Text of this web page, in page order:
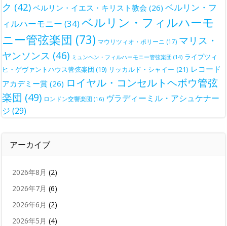
ク (42) ベルリン・イエス・キリスト教会 (26) ベルリン・フ
ィルハーモニー (34)ベルリン・フィルハーモ
ニー管弦楽団 (73) マウリツィオ・ポリーニ (17) マリス・
ヤンソンス (46) ミュンヘン・フィルハーモニー管弦楽団 (14) ライプツィ
ヒ・ゲヴァントハウス管弦楽団 (19) リッカルド・シャイー (21) レコード
アカデミー賞 (26) ロイヤル・コンセルトヘボウ管弦
楽団 (49) ロンドン交響楽団 (16) ヴラディーミル・アシュケナー
ジ (29)
アーカイブ
2026年8月 (2)
2026年7月 (6)
2026年6月 (2)
2026年5月 (4)